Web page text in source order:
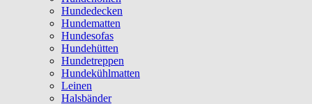
Hundedecken
Hundematten
Hundesofas
Hundehütten
Hundetreppen
Hundekühlmatten
Leinen
Halsbänder